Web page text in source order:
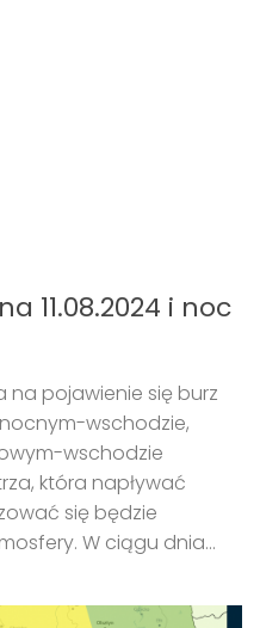
11.08.2024 i noc
na pojawienie się burz
wschodzie,
wschodzie
która napływać
się będzie
W ciągu dnia...